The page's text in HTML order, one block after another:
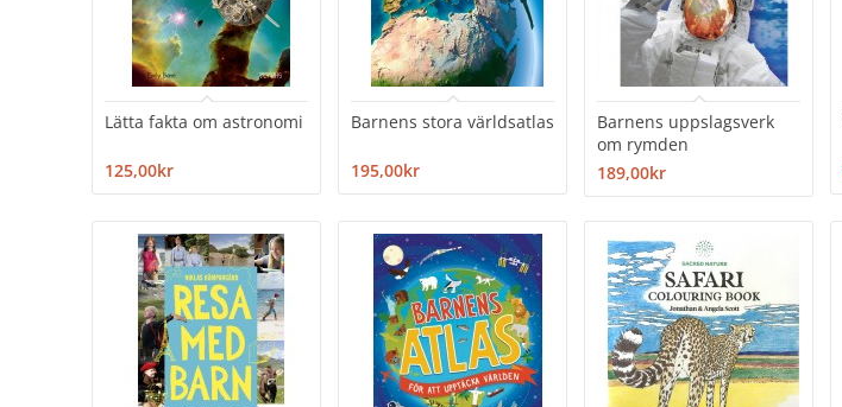
Lätta fakta om astronomi
125,00kr
Barnens stora världsatlas
195,00kr
Barnens uppslagsverk
om rymden
189,00kr